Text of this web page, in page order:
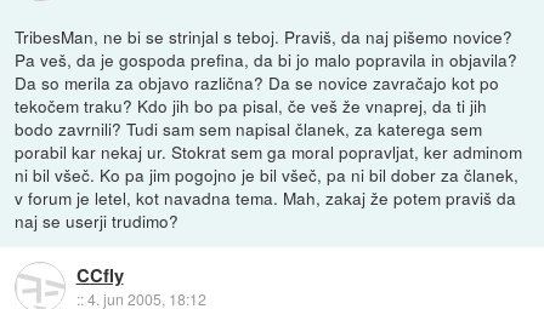
TribesMan, ne bi se strinjal s teboj. Praviš, da naj pišemo novice?
Pa veš, da je gospoda prefina, da bi jo malo popravila in objavila?
Da so merila za objavo različna? Da se novice zavračajo kot po
tekočem traku? Kdo jih bo pa pisal, če veš že vnaprej, da ti jih
bodo zavrnili? Tudi sam sem napisal članek, za katerega sem
porabil kar nekaj ur. Stokrat sem ga moral popravljat, ker adminom
ni bil všeč. Ko pa jim pogojno je bil všeč, pa ni bil dober za članek,
v forum je letel, kot navadna tema. Mah, zakaj že potem praviš da
naj se userji trudimo?
CCfly
::4. jun 2005, 18:12